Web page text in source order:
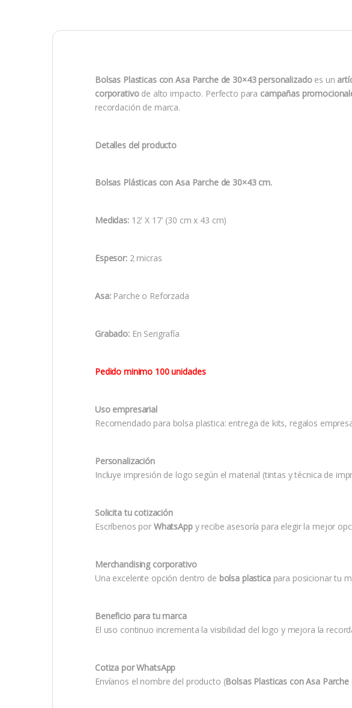
Bolsas Plasticas con Asa Parche de 30×43 personalizadoes un
corporativode alto impacto. Perfecto para campañas
recordación de marca.
Detalles del producto
Bolsas Plásticas con Asa Parche de 30×43 cm.
Medidas:12' X 17' (30 cm x 43 cm)
Espesor:2 micras
Asa:Parche o Reforzada
Grabado:En Serigrafía
Pedido minimo 100 unidades
Uso empresarial
Recomendado para bolsa plastica: entrega de kits, regalos
Personalización
Incluye impresión de logo según el material (tintas y técnica de
Solicita tu cotización
Escríbenos por WhatsAppy recibe asesoría para elegir la mejor
Merchandising corporativo
Una excelente opción dentro de bolsa plasticapara posicionar tu
Beneficio para tu marca
El uso continuo incrementa la visibilidad del logo y mejora la
Cotiza por WhatsApp
Envíanos el nombre del producto (Bolsas Plasticas con Asa Parche